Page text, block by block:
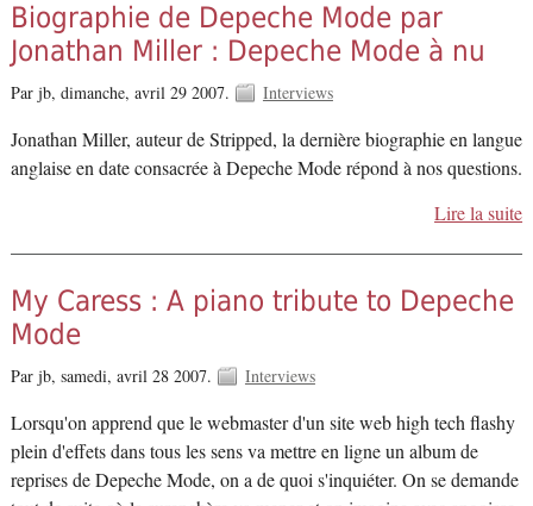
Biographie de Depeche Mode par
Jonathan Miller : Depeche Mode à nu
Par jb, dimanche, avril 29 2007. Interviews
Jonathan Miller, auteur de Stripped, la dernière biographie en langue
anglaise en date consacrée à Depeche Mode répond à nos questions.
Lire la suite
My Caress : A piano tribute to Depeche
Mode
Par jb, samedi, avril 28 2007. Interviews
Lorsqu'on apprend que le webmaster d'un site web high tech flashy
plein d'effets dans tous les sens va mettre en ligne un album de
reprises de Depeche Mode, on a de quoi s'inquiéter. On se demande